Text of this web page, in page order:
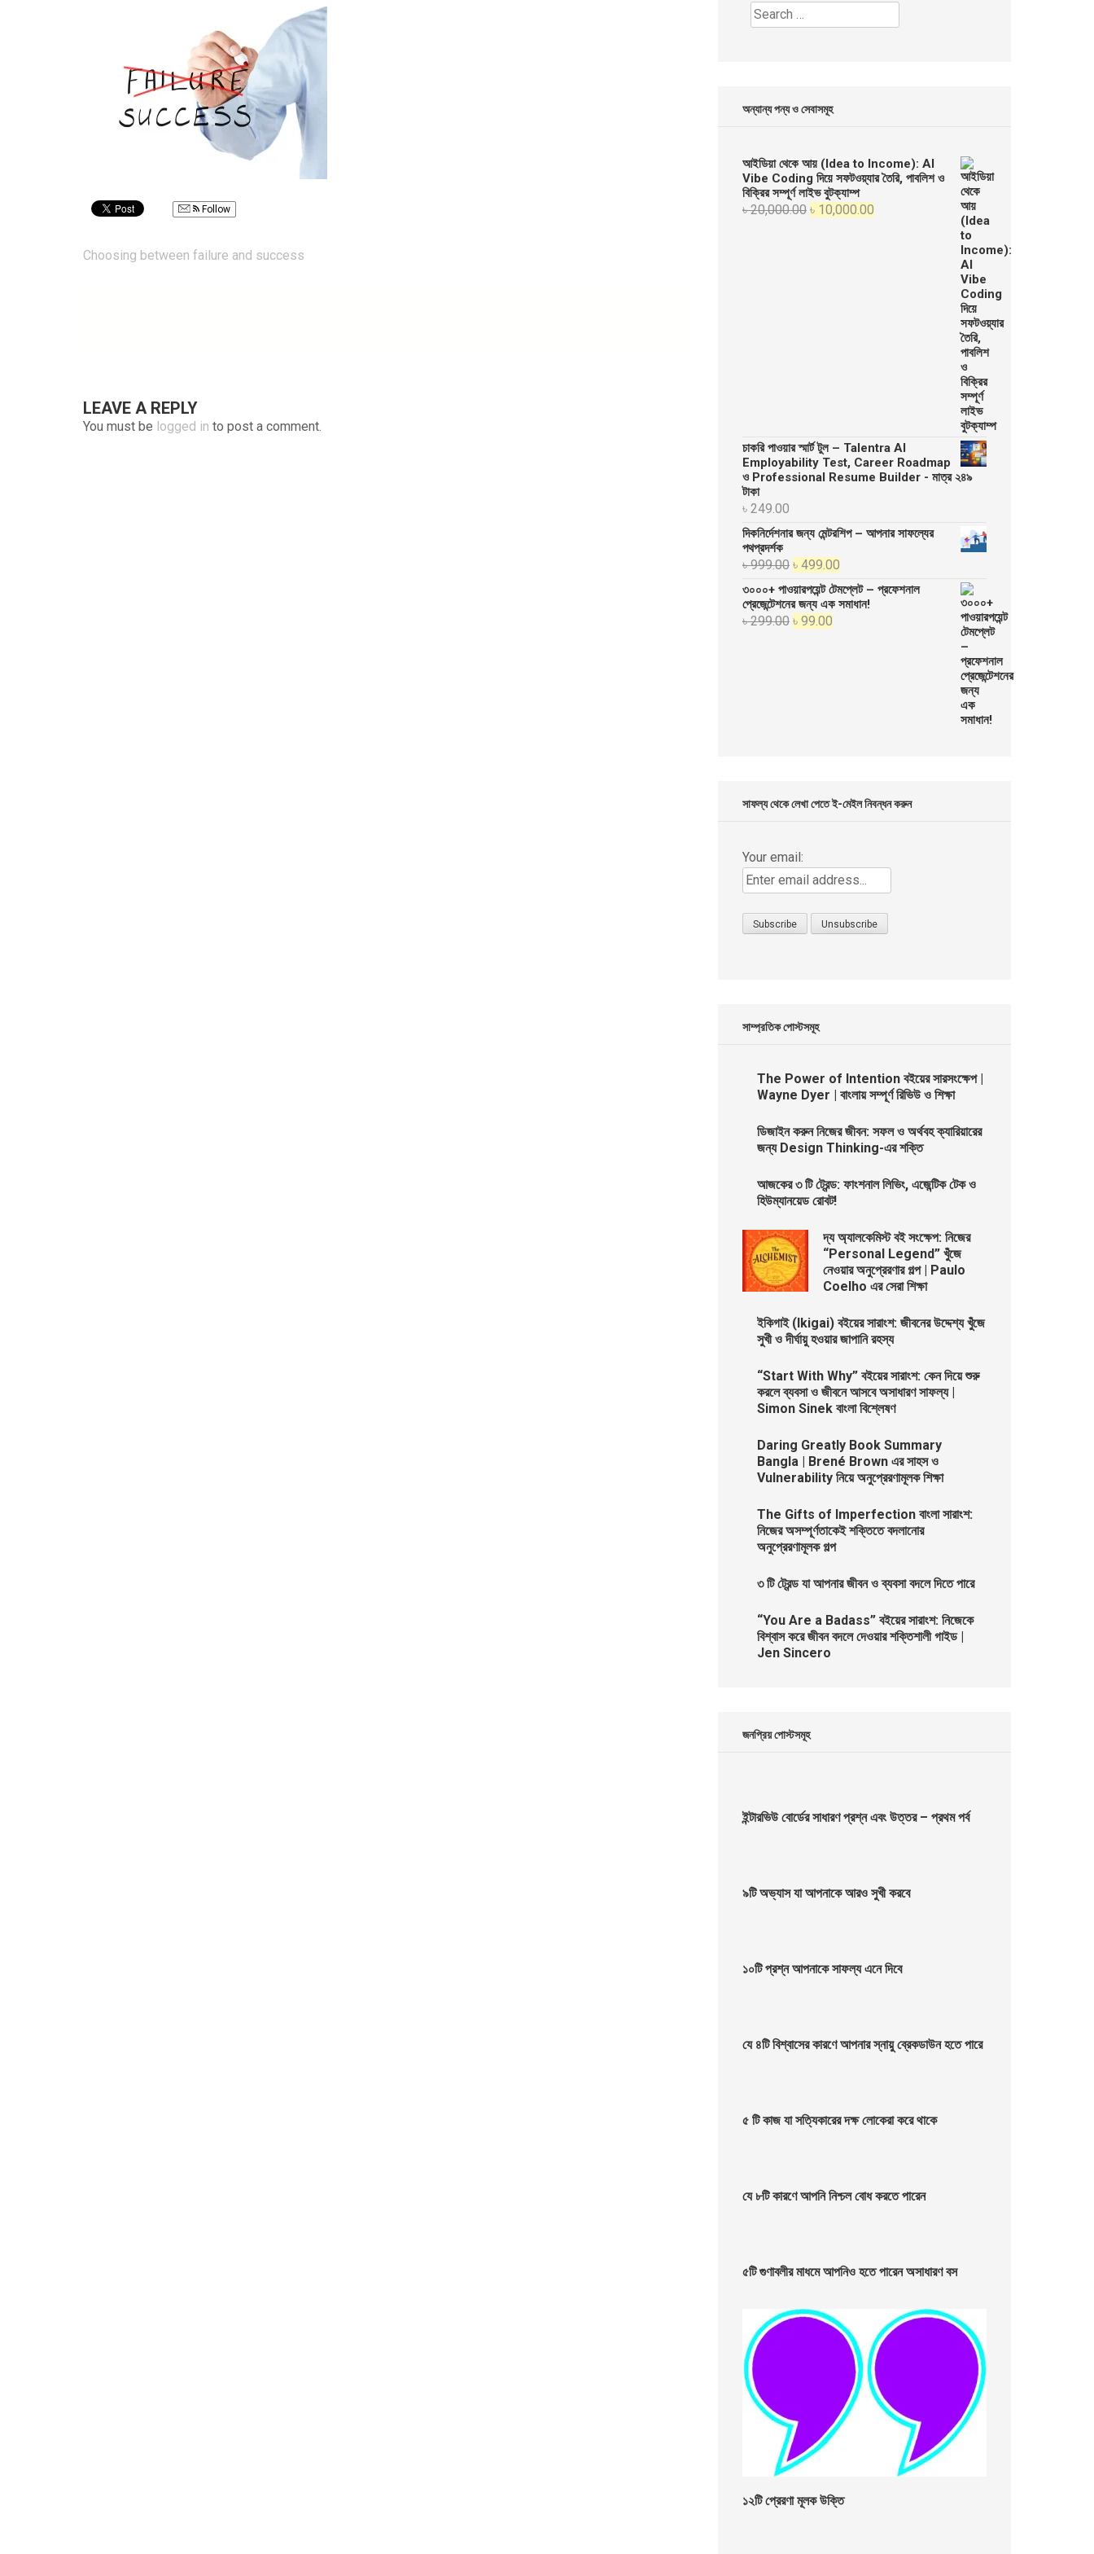
Follow
Post
Choosing between failure and success
LEAVE A REPLY
You must be logged in to post a comment.
Search
for:
অন্যান্য পন্য ও সেবাসমূহ
আইডিয়া থেকে আয় (Idea to Income): AI
Vibe Coding দিয়ে সফটওয়্যার তৈরি, পাবলিশ ও
বিক্রির সম্পূর্ণ লাইভ বুটক্যাম্প
৳20,000.00 Original
৳ 10,000.00
চাকরি পাওয়ার স্মার্ট টুল – Talentra AI
Employability Test, Career Roadmap
ও Professional Resume Builder - মাত্র ২৪৯
টাকা
৳249.00
দিকনির্দেশনার জন্য মেন্টরশিপ – আপনার সাফল্যের
পথপ্রদর্শক
৳999.00 Original
price
was:
৳ 999.00.
৳499.00
price
is:
৩০০০+ পাওয়ারপয়েন্ট টেমপ্লেট – প্রফেশনাল
প্রেজেন্টেশনের জন্য এক সমাধান!
৳299.00 Original
৳99.00
সাফল্য থেকে লেখা পেতে ই-মেইল নিবন্ধন করুন
Your email:
সাম্প্রতিক পোস্টসমূহ
The Power of Intention বইয়ের সারসংক্ষেপ |
Wayne Dyer | বাংলায় সম্পূর্ণ রিভিউ ও শিক্ষা
ডিজাইন করুন নিজের জীবন: সফল ও অর্থবহ ক্যারিয়ারের
জন্য Design Thinking-এর শক্তি
আজকের ৩ টি ট্রেন্ড: ফাংশনাল লিভিং, এজেন্টিক টেক ও
হিউম্যানয়েড রোবট!
দ্য অ্যালকেমিস্ট বই সংক্ষেপ: নিজের
“Personal Legend” খুঁজে
নেওয়ার অনুপ্রেরণার গল্প | Paulo
Coelho এর সেরা শিক্ষা
ইকিগাই (Ikigai) বইয়ের সারাংশ: জীবনের উদ্দেশ্য খুঁজে
সুখী ও দীর্ঘায়ু হওয়ার জাপানি রহস্য
“Start With Why” বইয়ের সারাংশ: কেন দিয়ে শুরু
করলে ব্যবসা ও জীবনে আসবে অসাধারণ সাফল্য |
Simon Sinek বাংলা বিশ্লেষণ
Daring Greatly Book Summary
Bangla | Brené Brown এর সাহস ও
Vulnerability নিয়ে অনুপ্রেরণামূলক শিক্ষা
The Gifts of Imperfection বাংলা সারাংশ:
নিজের অসম্পূর্ণতাকেই শক্তিতে বদলানোর
অনুপ্রেরণামূলক গল্প
৩ টি ট্রেন্ড যা আপনার জীবন ও ব্যবসা বদলে দিতে পারে
“You Are a Badass” বইয়ের সারাংশ: নিজেকে
বিশ্বাস করে জীবন বদলে দেওয়ার শক্তিশালী গাইড |
Jen Sincero
জনপ্রিয় পোস্টসমূহ
ইন্টারভিউ বোর্ডের সাধারণ প্রশ্ন এবং উত্তর – প্রথম পর্ব
৯টি অভ্যাস যা আপনাকে আরও সুখী করবে
১০টি প্রশ্ন আপনাকে সাফল্য এনে দিবে
যে ৪টি বিশ্বাসের কারণে আপনার স্নায়ু ব্রেকডাউন হতে পারে
৫ টি কাজ যা সত্যিকারের দক্ষ লোকেরা করে থাকে
যে ৮টি কারণে আপনি নিশ্চল বোধ করতে পারেন
৫টি গুণাবলীর মাধমে আপনিও হতে পারেন অসাধারণ বস
১২টি প্রেরণা মূলক উক্তি